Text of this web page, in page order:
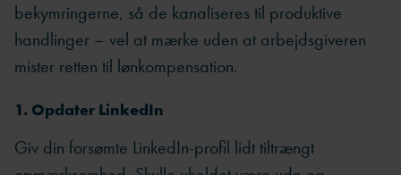
bekymringerne, så de kanaliseres til produktive
handlinger – vel at mærke uden at arbejdsgiveren
mister retten til lønkompensation.
1. Opdater LinkedIn
Giv din forsømte LinkedIn-profil lidt tiltrængt